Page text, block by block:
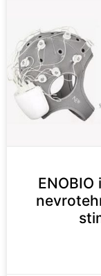
ENOBIO